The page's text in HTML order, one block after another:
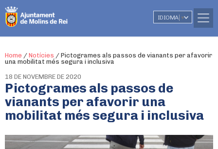
IDIOMA ▼
Home / Notícies / Pictogrames als passos de vianants per afavorir
una mobilitat més segura i inclusiva
18 DE NOVEMBRE DE 2020
Pictogrames als passos de
vianants per afavorir una
mobilitat més segura i inclusiva